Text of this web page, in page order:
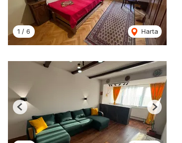
1 / 6 Harta
Previous Next